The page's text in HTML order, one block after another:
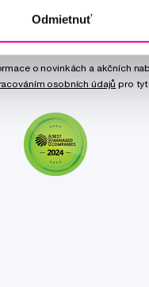
Odmietnuť
o novinkách a akčních
osobních údajů pro